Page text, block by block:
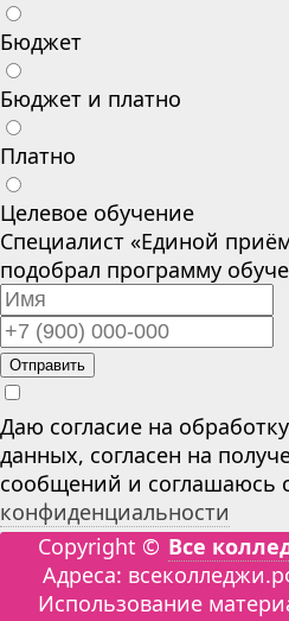
Бюджет
Бюджет и платно
Платно
Целевое обучение
Специалист «Единой
подобрал программу
Отправить
Даю согласие на
данных, согласен на
сообщений и соглашаюсь
конфиденциальности
Copyright © Все
Адреса:
Использование